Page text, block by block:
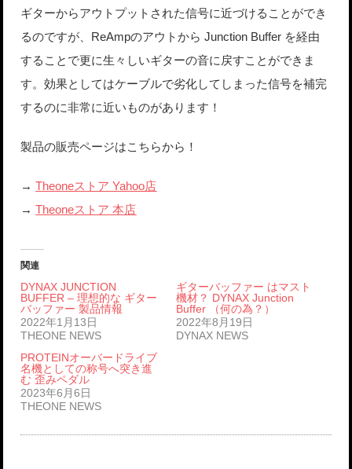
ギターからアウトプットされた信号に近づけることができ
るのですが、ReAmpのアウトから Junction Buffer を経由
することで更に生々しいギターの音に戻すことができま
す。効果としてはケーブルで劣化してしまった信号を補完
するのに非常に近いものがあります！
製品の販売ページはこちらから！
→Theoneストア Yahoo店
→Theoneストア 本店
関連
DYNAX JUNCTION
BUFFER – 理想的な ギター
バッファー 製品情報
2022年1月13日
THEONE NEWS
ギターバッファー はマスト
機材？ DYNAX Junction
Buffer （何の為？）
2022年8月19日
DYNAX NEWS
PROTEINオーバードライブ
名機としての称号へ突き進
む 歪みペダル
2023年6月6日
THEONE NEWS